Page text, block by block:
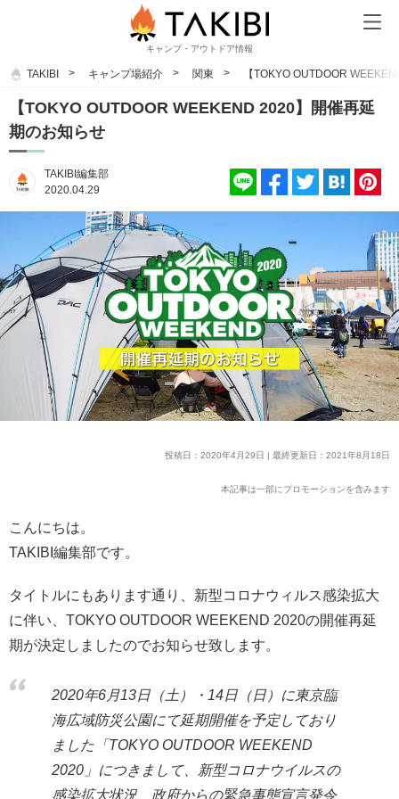
キャンプ・アウトドア情報
TAKIBI キャンプ場紹介 関東 【TOKYO OUTDOOR
【TOKYO OUTDOOR WEEKEND 2020】開催再延
期のお知らせ
TAKIBI編集部
2020.04.29
投稿日：2020年4月29日 | 最終更新日：2021年8月18日
本記事は一部にプロモーションを含みます
こんにちは。
TAKIBI編集部です。
タイトルにもあります通り、新型コロナウィルス感染拡大
に伴い、TOKYO OUTDOOR WEEKEND 2020の開催再延
期が決定しましたのでお知らせ致します。
2020年6月13日（土）・14日（日）に東京臨
海広域防災公園にて延期開催を予定しており
ました「TOKYO OUTDOOR WEEKEND
2020」につきまして、新型コロナウイルスの
感染拡大状況、政府からの緊急事態宣言発令